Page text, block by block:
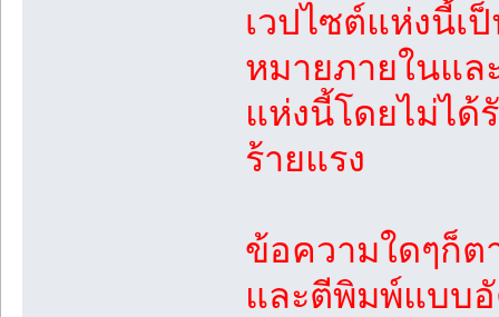
เวปไซต์แห่งนี้เ
หมายภายในแล
แห่งนี้โดยไม่ได้
ร้ายแรง
ข้อความใดๆก็ต
และตีพิมพ์แบบอั